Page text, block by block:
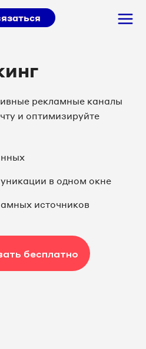
рекламные каналы
и оптимизируйте
в одном окне
источников
бесплатно